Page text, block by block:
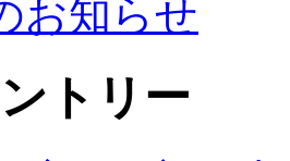
お知らせ
トリー